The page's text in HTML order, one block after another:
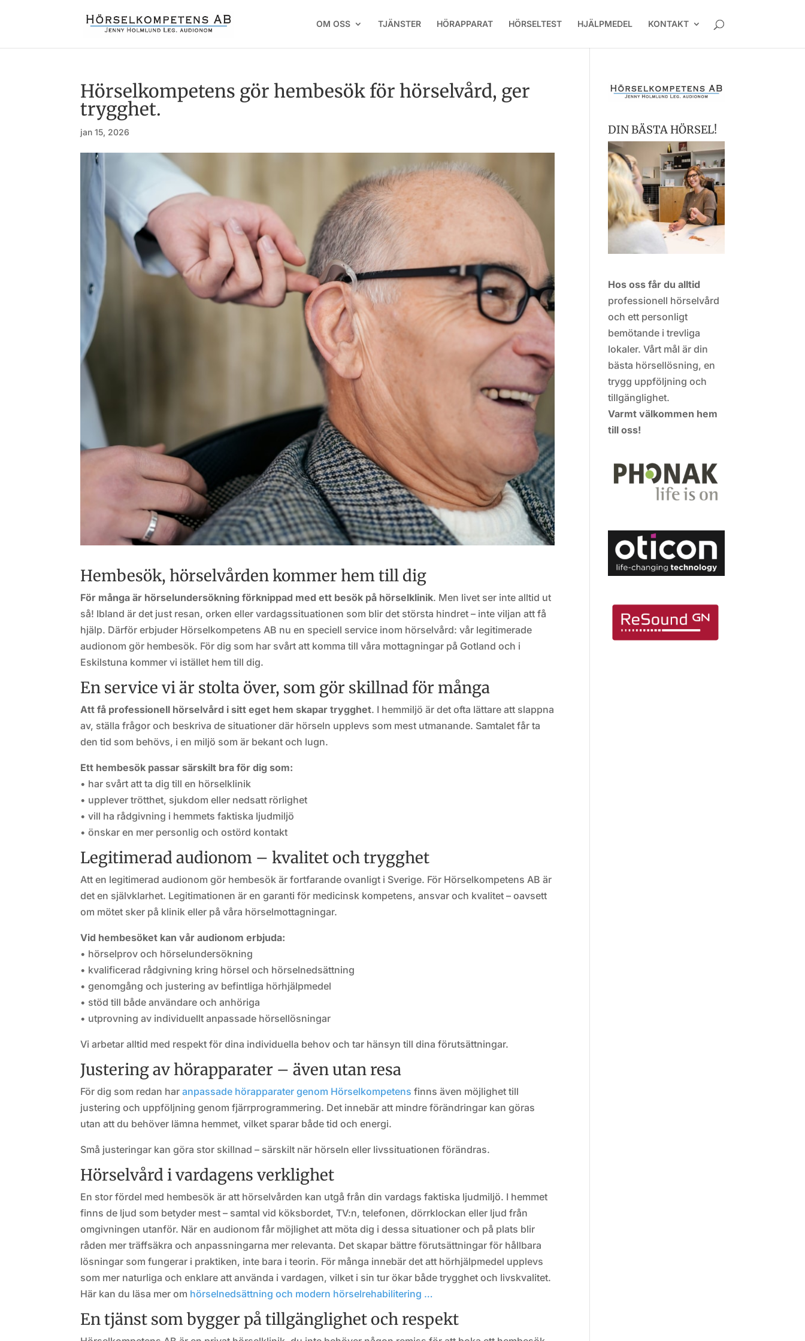
OM OSS TJÄNSTER HÖRAPPARAT HÖRSELTEST HJÄLPMEDEL KONTAKT
Hörselkompetens gör hembesök för hörselvård, ger
trygghet.
jan 15, 2026
Hembesök, hörselvården kommer hem till dig
För många är hörselundersökning förknippad med ett besök på hörselklinik. Men livet ser inte alltid ut
så! Ibland är det just resan, orken eller vardagssituationen som blir det största hindret – inte viljan att få
hjälp. Därför erbjuder Hörselkompetens AB nu en speciell service inom hörselvård: vår legitimerade
audionom gör hembesök. För dig som har svårt att komma till våra mottagningar på Gotland och i
Eskilstuna kommer vi istället hem till dig.
En service vi är stolta över, som gör skillnad för många
Att få professionell hörselvård i sitt eget hem skapar trygghet. I hemmiljö är det ofta lättare att slappna
av, ställa frågor och beskriva de situationer där hörseln upplevs som mest utmanande. Samtalet får ta
den tid som behövs, i en miljö som är bekant och lugn.
Ett hembesök passar särskilt bra för dig som:
• har svårt att ta dig till en hörselklinik
• upplever trötthet, sjukdom eller nedsatt rörlighet
• vill ha rådgivning i hemmets faktiska ljudmiljö
• önskar en mer personlig och ostörd kontakt
Legitimerad audionom – kvalitet och trygghet
Att en legitimerad audionom gör hembesök är fortfarande ovanligt i Sverige. För Hörselkompetens AB är
det en självklarhet. Legitimationen är en garanti för medicinsk kompetens, ansvar och kvalitet – oavsett
om mötet sker på klinik eller på våra hörselmottagningar.
Vid hembesöket kan vår audionom erbjuda:
• hörselprov och hörselundersökning
• kvalificerad rådgivning kring hörsel och hörselnedsättning
• genomgång och justering av befintliga hörhjälpmedel
• stöd till både användare och anhöriga
• utprovning av individuellt anpassade hörsellösningar
Vi arbetar alltid med respekt för dina individuella behov och tar hänsyn till dina förutsättningar.
Justering av hörapparater – även utan resa
För dig som redan haranpassade hörapparater genom Hörselkompetens finns även möjlighet till
justering och uppföljning genom fjärrprogrammering. Det innebär att mindre förändringar kan göras
utan att du behöver lämna hemmet, vilket sparar både tid och energi.
Små justeringar kan göra stor skillnad – särskilt när hörseln eller livssituationen förändras.
Hörselvård i vardagens verklighet
En stor fördel med hembesök är att hörselvården kan utgå från din vardags faktiska ljudmiljö. I hemmet
finns de ljud som betyder mest – samtal vid köksbordet, TV:n, telefonen, dörrklockan eller ljud från
omgivningen utanför. När en audionom får möjlighet att möta dig i dessa situationer och på plats blir
råden mer träffsäkra och anpassningarna mer relevanta. Det skapar bättre förutsättningar för hållbara
lösningar som fungerar i praktiken, inte bara i teorin. För många innebär det att hörhjälpmedel upplevs
som mer naturliga och enklare att använda i vardagen, vilket i sin tur ökar både trygghet och livskvalitet.
Här kan du läsa mer om hörselnedsättning och modern hörselrehabilitering …
En tjänst som bygger på tillgänglighet och respekt
DIN BÄSTA HÖRSEL!
Hos oss får du alltid
professionell hörselvård
och ett personligt
bemötande i trevliga
lokaler. Vårt mål är din
bästa hörsellösning, en
trygg uppföljning och
tillgänglighet.
Varmt välkommen hem
till oss!